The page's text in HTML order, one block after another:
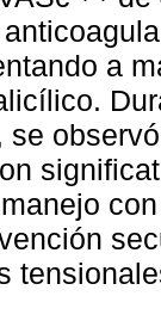
a
se